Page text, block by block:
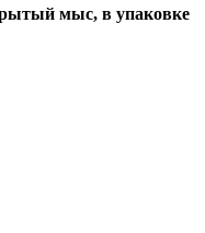
мыс, в упаковке